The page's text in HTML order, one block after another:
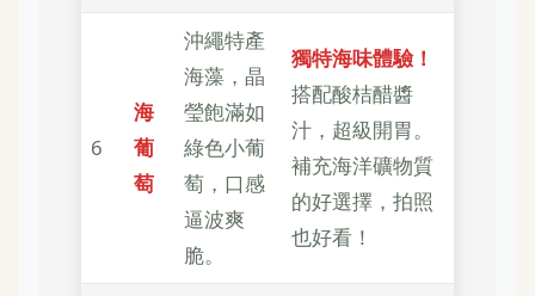
6
海
葡
萄
沖繩特產
海藻，晶
瑩飽滿如
綠色小葡
萄，口感
逼波爽
脆。
獨特海味體驗！
搭配酸桔醋醬
汁，超級開胃。
補充海洋礦物質
的好選擇，拍照
也好看！